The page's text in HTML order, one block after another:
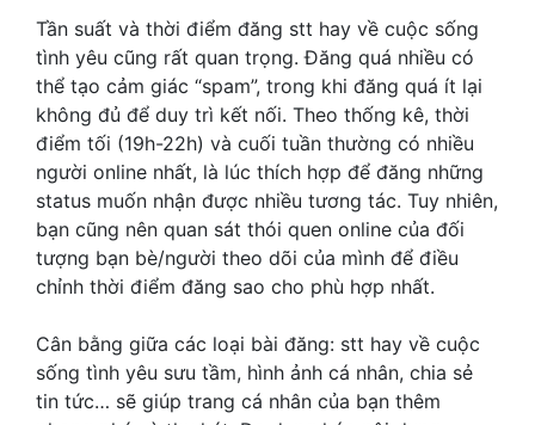
Tần suất và thời điểm đăng stt hay về cuộc sống
tình yêu cũng rất quan trọng. Đăng quá nhiều có
thể tạo cảm giác “spam”, trong khi đăng quá ít lại
không đủ để duy trì kết nối. Theo thống kê, thời
điểm tối (19h-22h) và cuối tuần thường có nhiều
người online nhất, là lúc thích hợp để đăng những
status muốn nhận được nhiều tương tác. Tuy nhiên,
bạn cũng nên quan sát thói quen online của đối
tượng bạn bè/người theo dõi của mình để điều
chỉnh thời điểm đăng sao cho phù hợp nhất.
Cân bằng giữa các loại bài đăng: stt hay về cuộc
sống tình yêu sưu tầm, hình ảnh cá nhân, chia sẻ
tin tức… sẽ giúp trang cá nhân của bạn thêm